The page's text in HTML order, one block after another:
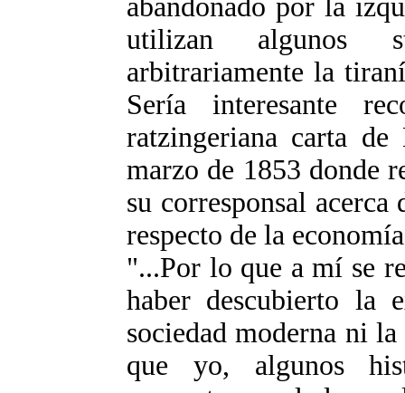
abandonado por la
utilizan algunos
arbitrariamente la
Sería interesante
ratzingeriana carta
marzo de 1853 donde
su corresponsal
respecto de la
"...Por lo que a mí se
haber descubierto la
sociedad moderna ni
que yo, algunos